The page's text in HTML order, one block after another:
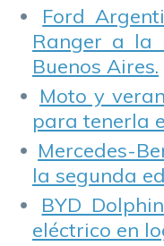
Ford
Ranger a la
Buenos Aires.
Moto y
para tenerla
Mercedes-
la segunda
BYD
eléctrico en